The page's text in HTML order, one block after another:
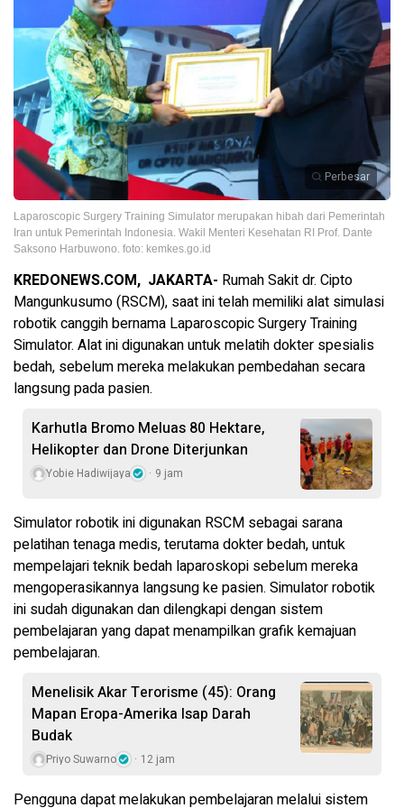
Perbesar
Laparoscopic Surgery Training Simulator merupakan hibah dari Pemerintah
Iran untuk Pemerintah Indonesia. Wakil Menteri Kesehatan RI Prof. Dante
Saksono Harbuwono. foto: kemkes.go.id
KREDONEWS.COM, JAKARTA- Rumah Sakit dr. Cipto
Mangunkusumo (RSCM), saat ini telah memiliki alat simulasi
robotik canggih bernama Laparoscopic Surgery Training
Simulator. Alat ini digunakan untuk melatih dokter spesialis
bedah, sebelum mereka melakukan pembedahan secara
langsung pada pasien.
Karhutla Bromo Meluas 80 Hektare,
Helikopter dan Drone Diterjunkan
Yobie Hadiwijaya 9 jam
Simulator robotik ini digunakan RSCM sebagai sarana
pelatihan tenaga medis, terutama dokter bedah, untuk
mempelajari teknik bedah laparoskopi sebelum mereka
mengoperasikannya langsung ke pasien. Simulator robotik
ini sudah digunakan dan dilengkapi dengan sistem
pembelajaran yang dapat menampilkan grafik kemajuan
pembelajaran.
Menelisik Akar Terorisme (45): Orang
Mapan Eropa-Amerika Isap Darah
Budak
Priyo Suwarno 12 jam
Pengguna dapat melakukan pembelajaran melalui sistem